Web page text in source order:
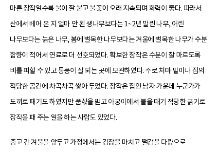
마른 장작일수록 불이 잘 붙고 불꽃이 오래 지속되며 화력이 좋다. 따라서
산에서 베어 온 지 얼마 안 된 생나무보다는 1~2년 말린 나무, 어린
나무보다는 늙은 나무, 봄에 벌목한 나무보다는 겨울에 벌목한 나무가 수분
함량이 적어서 연료로 더 선호되었다. 확보한 장작은 수분이 잘 마르도록
비를 피할 수 있고 통풍이 잘 되는 곳에 보관하였다. 주로 처마 밑이나 집의
적당한 공간에 차곡차곡 쌓아 두었다. 장작은 집안 남자 가운데 누군가가
도끼로 패기도 하였지만 품삯을 받고 아궁이에서 불을 때기 적당한 굵기로
장작을 패 주는 일을 하는 사람도 있었다.
춥고 긴 겨울을 앞두고 가정에서는 김장을 마치고 땔감을 다량으로